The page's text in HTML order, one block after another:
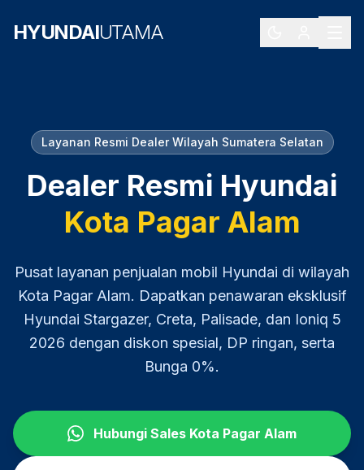
HYUNDAIUTAMA
Layanan Resmi Dealer Wilayah Sumatera Selatan
Dealer Resmi Hyundai
Kota Pagar Alam
Pusat layanan penjualan mobil Hyundai di wilayah
Kota Pagar Alam. Dapatkan penawaran eksklusif
Hyundai Stargazer, Creta, Palisade, dan Ioniq 5
2026 dengan diskon spesial, DP ringan, serta
Bunga 0%.
Hubungi Sales Kota Pagar Alam